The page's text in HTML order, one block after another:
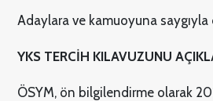
Adaylara ve kamuoyuna saygıyla
YKS TERCİH KILAVUZUNU
ÖSYM, ön bilgilendirme olarak